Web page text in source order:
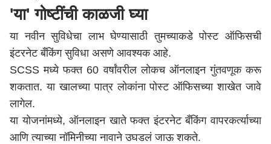
'या' गोष्टींची काळजी घ्या
या नवीन सुविधेचा लाभ घेण्यासाठी तुमच्याकडे पोस्ट ऑफिसची
इंटरनेट बँकिंग सुविधा असणे आवश्यक आहे.
SCSS मध्ये फक्त 60 वर्षांवरील लोकच ऑनलाइन गुंतवणूक करू
शकतात. या खालच्या पात्र लोकांना पोस्ट ऑफिसच्या शाखेत जावे
लागेल.
या योजनांमध्ये, ऑनलाइन खाते फक्त इंटरनेट बँकिंग वापरकर्त्याच्या
आणि त्याच्या नॉमिनीच्या नावाने उघडलं जाऊ शकते.